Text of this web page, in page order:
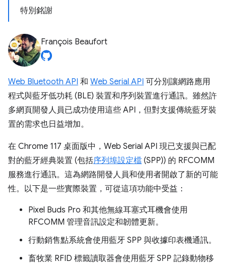
特別銘謝
François Beaufort
Web Bluetooth API 和 Web Serial API 可分別讓網路應用
程式與藍牙低功耗 (BLE) 裝置和序列裝置進行通訊。雖然許
多網頁開發人員已成功使用這些 API，但對支援傳統藍牙裝
置的需求也日益增加。
在 Chrome 117 桌面版中，Web Serial API 現已支援與已配
對的藍牙經典裝置 (包括序列埠設定檔 (SPP)) 的 RFCOMM
服務進行通訊。這為網路開發人員和使用者開啟了新的可能
性。以下是一些實際裝置，可從這項功能中受益：
Pixel Buds Pro 和其他無線耳塞式耳機會使用
RFCOMM 管理音訊設定和韌體更新。
行動銷售點系統會使用藍牙 SPP 與收據印表機通訊。
畜牧業 RFID 標籤讀取器會使用藍牙 SPP 記錄動物移